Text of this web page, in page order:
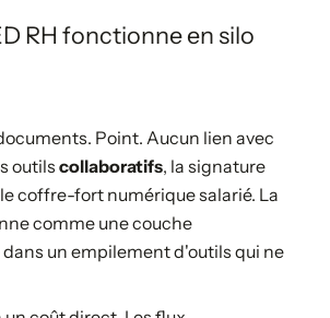
RH fonctionne en silo
Point. Aucun lien avec
outils collaboratifs, la signature
coffre-fort numérique salarié. La
comme une couche
un empilement d'outils qui ne